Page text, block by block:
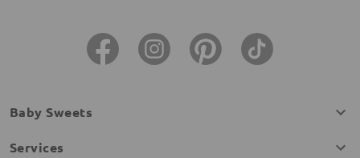
Baby Sweets
Services